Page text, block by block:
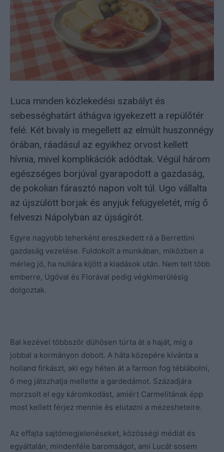
Luca minden közlekedési szabályt és
sebességhatárt áthágva igyekezett a repülőtér
felé. Két bivaly is megellett az elmúlt huszonnégy
órában, ráadásul az egyikhez orvost kellett
hívnia, mivel komplikációk adódtak. Végül három
egészséges borjúval gyarapodott a gazdaság,
de pokolian fárasztó napon volt túl. Ugo vállalta
az újszülött borjak és anyjuk felügyeletét, míg ő
felveszi Nápolyban az újságírót.
Egyre nagyobb teherként ereszkedett rá a Berrettini
gazdaság vezetése. Fuldokolt a munkában, miközben a
mérleg jó, ha nullára kijött a kiadások után. Nem telt több
emberre, Ugóval és Florával pedig végkimerülésig
dolgoztak.
Bal kezével többször dühösen túrta át a haját, míg a
jobbal a kormányon dobolt. A háta közepére kívánta a
holland firkászt, aki egy héten át a farmon fog téblábolni,
ő meg játszhatja mellette a gardedámot. Századjára
morzsolt el egy káromkodást, amiért Carmelitának épp
most kellett férjez mennie és elutazni a mézesheteire.
Az effajta sajtómegjelenéseket, közösségi médiát és
egyáltalán, mindenféle baromságot, ami Lucát sosem